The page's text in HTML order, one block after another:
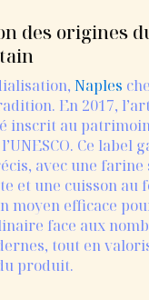
des origines
Naples
En 2017, l’art
inscrit au
l’UNESCO. Ce label
avec une farine
et une cuisson au
moyen efficace
face aux
tout en
produit.